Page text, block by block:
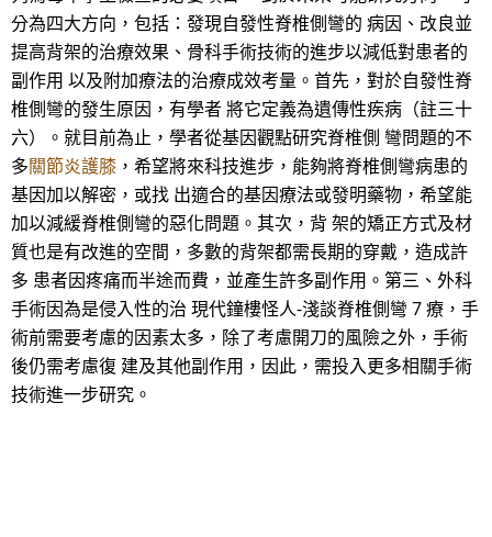
分為四大方向，包括：發現自發性脊椎側彎的 病因、改良並
提高背架的治療效果、骨科手術技術的進步以減低對患者的
副作用 以及附加療法的治療成效考量。首先，對於自發性脊
椎側彎的發生原因，有學者 將它定義為遺傳性疾病（註三十
六）。就目前為止，學者從基因觀點研究脊椎側 彎問題的不
多關節炎護膝 ，希望將來科技進步，能夠將脊椎側彎病患的
基因加以解密，或找 出適合的基因療法或發明藥物，希望能
加以減緩脊椎側彎的惡化問題。其次，背 架的矯正方式及材
質也是有改進的空間，多數的背架都需長期的穿戴，造成許
多 患者因疼痛而半途而費，並產生許多副作用。第三、外科
手術因為是侵入性的治 現代鐘樓怪人-淺談脊椎側彎 7 療，手
術前需要考慮的因素太多，除了考慮開刀的風險之外，手術
後仍需考慮復 建及其他副作用，因此，需投入更多相關手術
技術進一步研究。